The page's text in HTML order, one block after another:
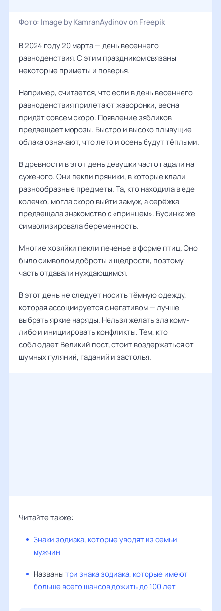
Фото: Image by KamranAydinov on Freepik
В 2024 году 20 марта — день весеннего
равноденствия. С этим праздником связаны
некоторые приметы и поверья.
Например, считается, что если в день весеннего
равноденствия прилетают жаворонки, весна
придёт совсем скоро. Появление зябликов
предвещает морозы. Быстро и высоко плывущие
облака означают, что лето и осень будут тёплыми.
В древности в этот день девушки часто гадали на
суженого. Они пекли пряники, в которые клали
разнообразные предметы. Та, кто находила в еде
колечко, могла скоро выйти замуж, а серёжка
предвещала знакомство с «принцем». Бусинка же
символизировала беременность.
Многие хозяйки пекли печенье в форме птиц. Оно
было символом доброты и щедрости, поэтому
часть отдавали нуждающимся.
В этот день не следует носить тёмную одежду,
которая ассоциируется с негативом — лучше
выбрать яркие наряды. Нельзя желать зла кому-
либо и инициировать конфликты. Тем, кто
соблюдает Великий пост, стоит воздержаться от
шумных гуляний, гаданий и застолья.
Читайте также:
Знаки зодиака, которые уводят из семьи
мужчин
Названытри знака зодиака, которые имеют
больше всего шансов дожить до 100 лет